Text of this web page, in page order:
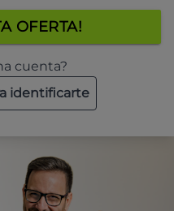
OFERTA!
cuenta?
identificarte